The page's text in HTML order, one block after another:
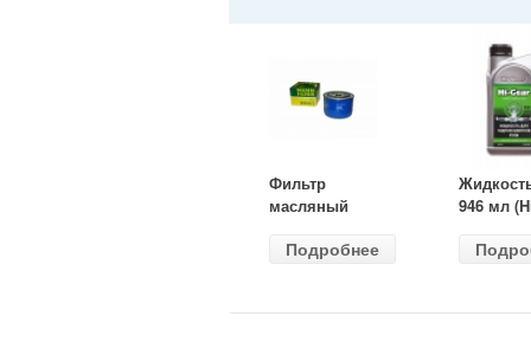
Фильтр
масляный
(MANN) W
Подробнее
946 мл